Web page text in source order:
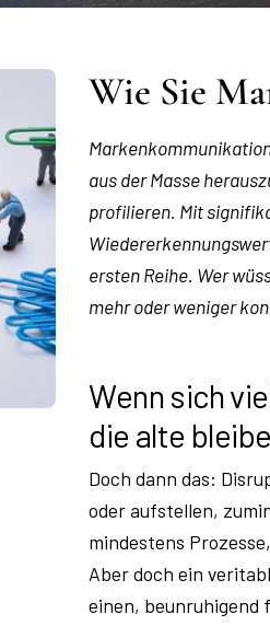
Wie Sie
aus der Masse
profilieren. Mit
ersten Reihe. Wer
mehr oder weniger
Wenn sich
die alte
Doch dann das:
oder aufstellen,
mindestens
Aber doch ein
einen, beunruhigend